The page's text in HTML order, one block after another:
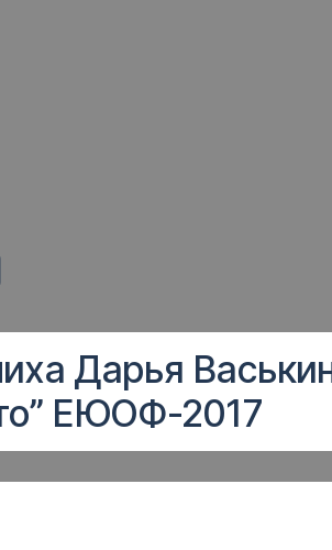
Дарья
ЕЮОФ-2017